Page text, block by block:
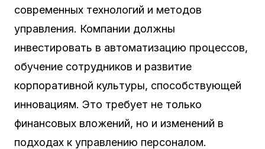
современных технологий и методов
управления. Компании должны
инвестировать в автоматизацию процессов,
обучение сотрудников и развитие
корпоративной культуры, способствующей
инновациям. Это требует не только
финансовых вложений, но и изменений в
подходах к управлению персоналом.